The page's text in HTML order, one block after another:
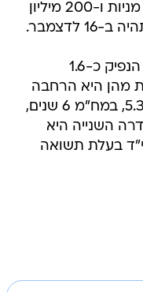
מיליון שקל, 200 מיליון בהנפקת מניות ו-200 מיליון
לדצמבר.
בנק הפועלים (0.22% , 1804.0) הנפיק כ-1.6
מהן היא הרחבה
של סדרה 29 בעלת תשואה 5.36%, במח"מ 6 שנים,
השנייה היא
י"ד בעלת תשואה